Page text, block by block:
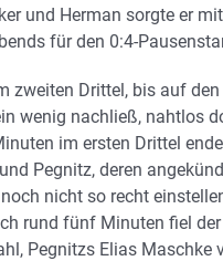
und Herman sorgte er
für den 0:4-
zweiten Drittel, bis auf den
wenig nachließ, nahtlos
im ersten Drittel
Pegnitz, deren
nicht so recht
rund fünf Minuten fiel
Pegnitzs Elias Maschke